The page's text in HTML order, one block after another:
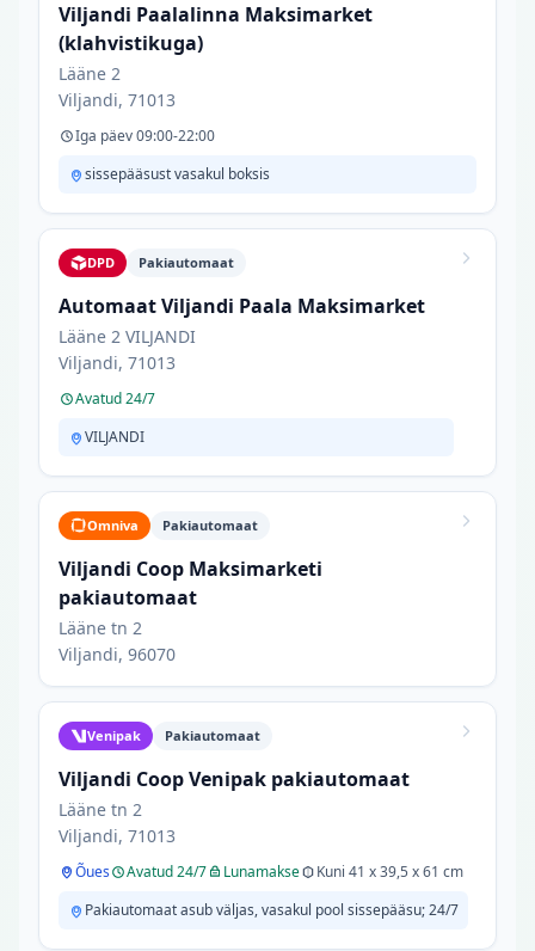
Viljandi Paalalinna Maksimarket
(klahvistikuga)
Lääne 2
Viljandi, 71013
Iga päev 09:00-22:00
sissepääsust vasakul boksis
DPD Pakiautomaat
Automaat Viljandi Paala Maksimarket
Lääne 2 VILJANDI
Viljandi, 71013
Avatud 24/7
VILJANDI
Omniva Pakiautomaat
Viljandi Coop Maksimarketi
pakiautomaat
Lääne tn 2
Viljandi, 96070
Venipak Pakiautomaat
Viljandi Coop Venipak pakiautomaat
Lääne tn 2
Viljandi, 71013
Õues Avatud 24/7 Lunamakse
Kuni 41 x 39,5 x 61 cm
Pakiautomaat asub väljas, vasakul pool sissepääsu; 24/7